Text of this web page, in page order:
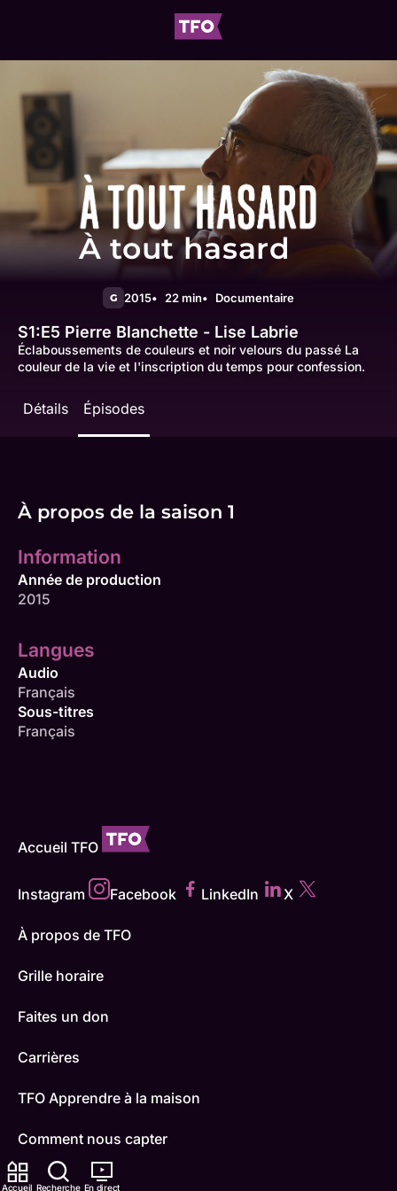
Accueil Recherche En direct
À tout hasard
G 2015 22 min Documentaire
S1:E5 Pierre Blanchette - Lise Labrie
Éclaboussements de couleurs et noir velours du passé La
couleur de la vie et l'inscription du temps pour confession.
Détails Épisodes
À propos de la saison 1
Information
Année de production
2015
Langues
Audio
Français
Sous-titres
Français
Accueil TFO
Instagram Facebook LinkedIn X
À propos de TFO
Grille horaire
Faites un don
Carrières
TFO Apprendre à la maison
Comment nous capter
Contactez-nous